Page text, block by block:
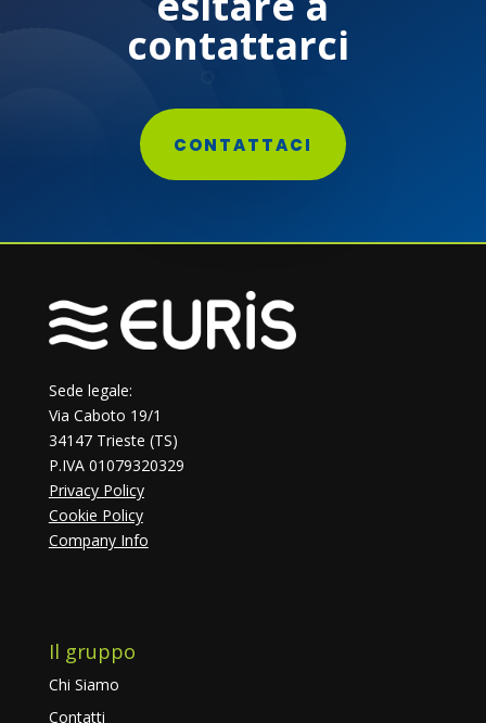
contattarci
CONTATTACI
Sede legale:
Via Caboto 19/1
34147 Trieste (TS)
P.IVA 01079320329
Privacy Policy
Cookie Policy
Company Info
Il gruppo
Chi Siamo
Contatti